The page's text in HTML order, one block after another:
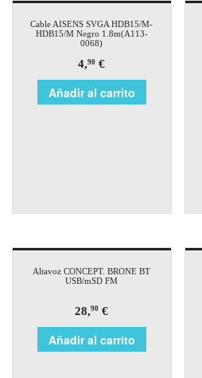
Cable AISENS SVGA HDB15/M-
HDB15/M Negro 1.8m(A113-
0068)
4,90 €
Añadir al carrito
Altavoz CONCEPT. BRONE BT
USB/mSD FM
28,90 €
Añadir al carrito